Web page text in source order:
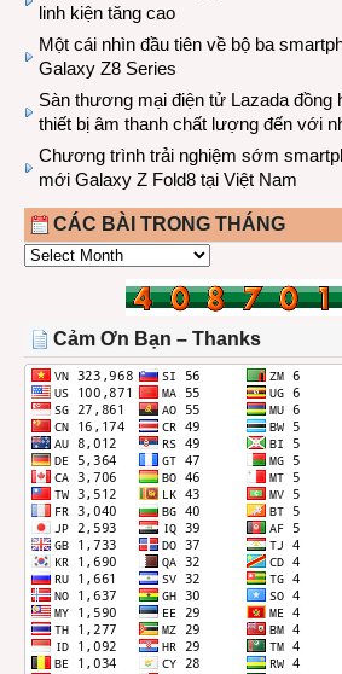
linh kiện tăng cao
Một cái nhìn đầu tiên về bộ ba
Galaxy Z8 Series
Sàn thương mại điện tử Lazada đồng
thiết bị âm thanh chất lượng đến với
Chương trình trải nghiệm sớm
mới Galaxy Z Fold8 tại Việt Nam
CÁC BÀI TRONG THÁNG
CÁC
THÁNG
Cảm Ơn Bạn – Thanks